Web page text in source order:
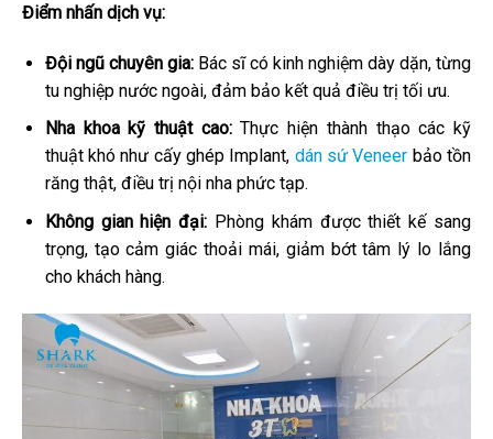
Điểm nhấn dịch vụ:
Đội ngũ chuyên gia:Bác sĩ có kinh nghiệm dày dặn, từng
tu nghiệp nước ngoài, đảm bảo kết quả điều trị tối ưu.
Nha khoa kỹ thuật cao:Thực hiện thành thạo các kỹ
thuật khó như cấy ghép Implant, dán sứ Veneer bảo tồn
răng thật, điều trị nội nha phức tạp.
Không gian hiện đại: Phòng khám được thiết kế sang
trọng, tạo cảm giác thoải mái, giảm bớt tâm lý lo lắng
cho khách hàng.